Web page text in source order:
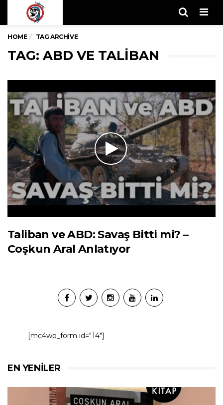
HOME TAG ARCHIVE
TAG: ABD VE TALIBAN
Taliban ve ABD: Savaş Bitti mi? –
Coşkun Aral Anlatıyor
[mc4wp_form id="14"]
EN YENILER